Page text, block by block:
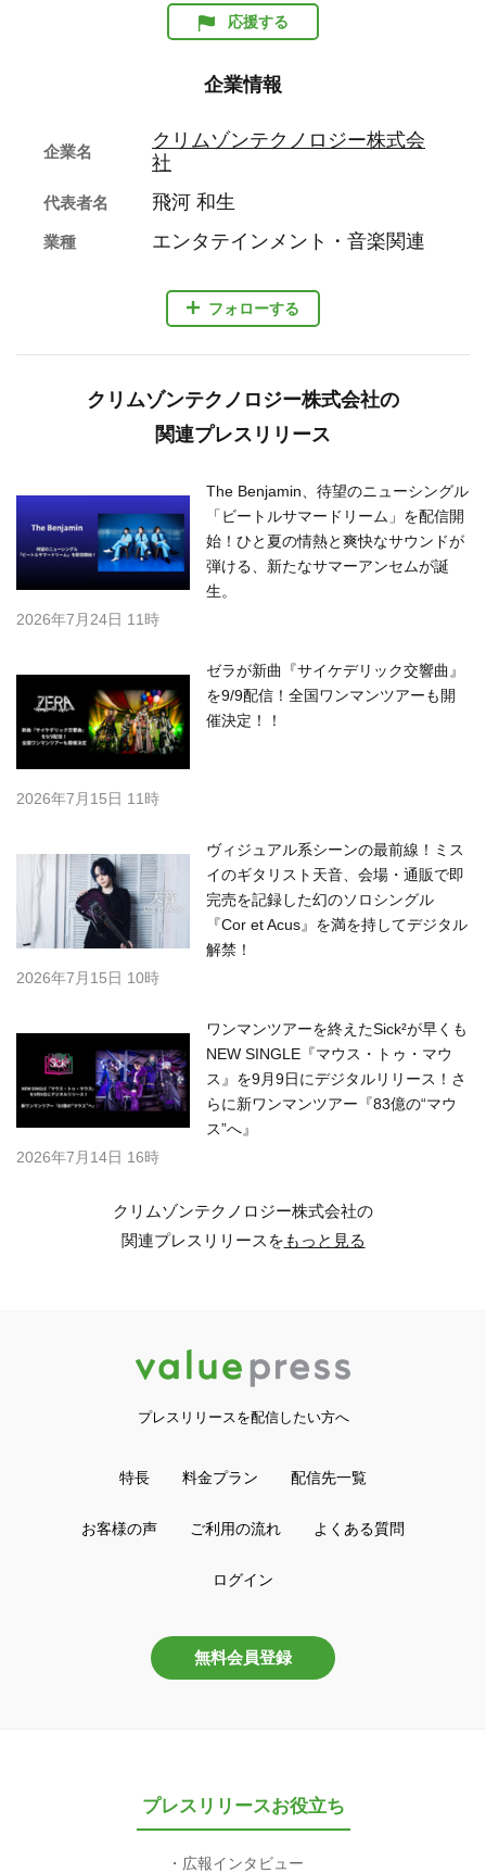
応援する
企業情報
フォローする
企業名
クリムゾンテクノロジー株式会
社
代表者名 飛河 和生
業種 エンタテインメント・音楽関連
クリムゾンテクノロジー株式会社の
関連プレスリリース
The Benjamin、待望のニューシングル
「ビートルサマードリーム」を配信開
始！ひと夏の情熱と爽快なサウンドが
弾ける、新たなサマーアンセムが誕
生。
2026年7月24日 11時
ゼラが新曲『サイケデリック交響曲』
を9/9配信！全国ワンマンツアーも開
催決定！！
2026年7月15日 11時
ヴィジュアル系シーンの最前線！ミス
イのギタリスト天音、会場・通販で即
完売を記録した幻のソロシングル
『Cor et Acus』を満を持してデジタル
解禁！
2026年7月15日 10時
ワンマンツアーを終えたSick²が早くも
NEW SINGLE『マウス・トゥ・マウ
ス』を9月9日にデジタルリリース！さ
らに新ワンマンツアー『83億の“マウ
ス”へ』
2026年7月14日 16時
クリムゾンテクノロジー株式会社の
関連プレスリリースをもっと見る
プレスリリースを配信したい方へ
特長 料金プラン 配信先一覧
お客様の声 ご利用の流れ よくある質問
ログイン
無料会員登録
プレスリリースお役立ち
広報インタビュー